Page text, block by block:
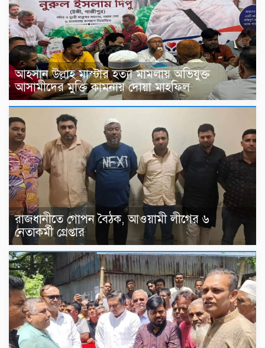
আহসান উল্লাহ মাস্টার হত্যা মামলায় অভিযুক্ত
আসামীদের মুক্তি কামনায় দোয়া মাহফিল
রাজধানীতে গোপন বৈঠক, আওয়ামী লীগের ৬
নেতাকর্মী গ্রেপ্তার